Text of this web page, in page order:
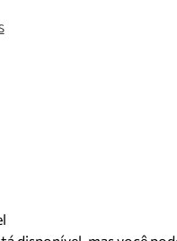
pedidos e solicite